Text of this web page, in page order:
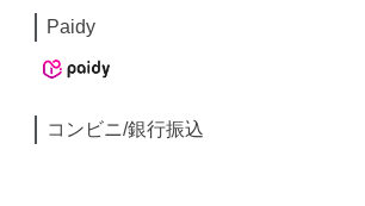
Paidy
コンビニ/銀行振込